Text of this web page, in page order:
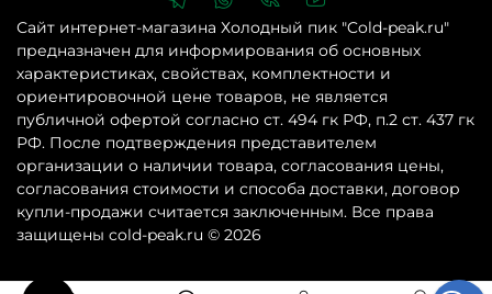
Сайт интернет-магазина Холодный пик "Cold-peak.ru"
предназначен для информирования об основных
характеристиках, свойствах, комплектности и
ориентировочной цене товаров, не является
публичной офертой согласно ст. 494 гк РФ, п.2 ст. 437 гк
РФ. После подтверждения представителем
организации о наличии товара, согласования цены,
согласования стоимости и способа доставки, договор
купли-продажи считается заключенным. Все права
защищены cold-peak.ru © 2026